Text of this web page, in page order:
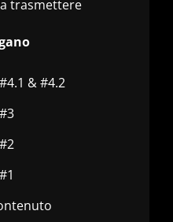
trasmettere
& #4.2